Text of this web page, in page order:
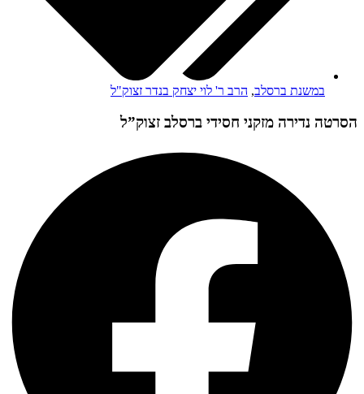
במשנת ברסלב, הרב ר' לוי יצחק בנדר זצוק"ל
הסרטה נדירה מזקני חסידי ברסלב זצוק”ל